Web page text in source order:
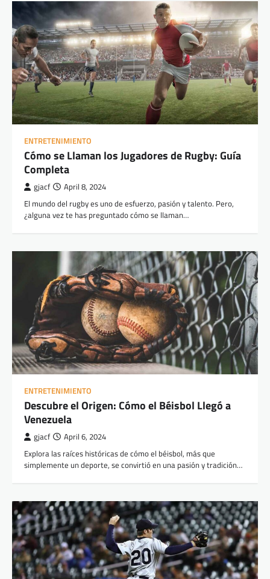
ENTRETENIMIENTO
Cómo se Llaman los Jugadores de Rugby: Guía
Completa
gjacf April 8, 2024
El mundo del rugby es uno de esfuerzo, pasión y talento. Pero,
¿alguna vez te has preguntado cómo se llaman…
ENTRETENIMIENTO
Descubre el Origen: Cómo el Béisbol Llegó a
Venezuela
gjacf April 6, 2024
Explora las raíces históricas de cómo el béisbol, más que
simplemente un deporte, se convirtió en una pasión y tradición…